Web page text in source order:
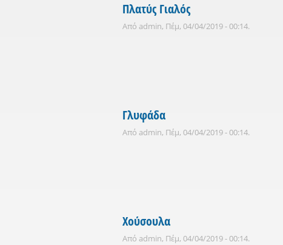
Πλατύς Γιαλός
Από admin, Πέμ, 04/04/2019 - 00:14.
Γλυφάδα
Από admin, Πέμ, 04/04/2019 - 00:14.
Χούσουλα
Από admin, Πέμ, 04/04/2019 - 00:14.